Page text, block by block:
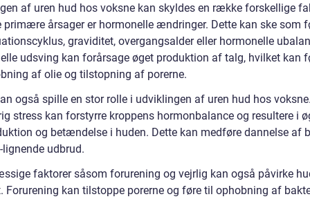
af uren hud hos voksne kan skyldes en række forskellige
primære årsager er hormonelle ændringer. Dette kan ske som
graviditet, overgangsalder eller hormonelle
udsving kan forårsage øget produktion af talg, hvilket kan
af olie og tilstopning af porerne.
også spille en stor rolle i udviklingen af uren hud hos
stress kan forstyrre kroppens hormonbalance og resultere i
og betændelse i huden. Dette kan medføre dannelse af
lignende udbrud.
faktorer såsom forurening og vejrlig kan også påvirke
Forurening kan tilstoppe porerne og føre til ophobning af